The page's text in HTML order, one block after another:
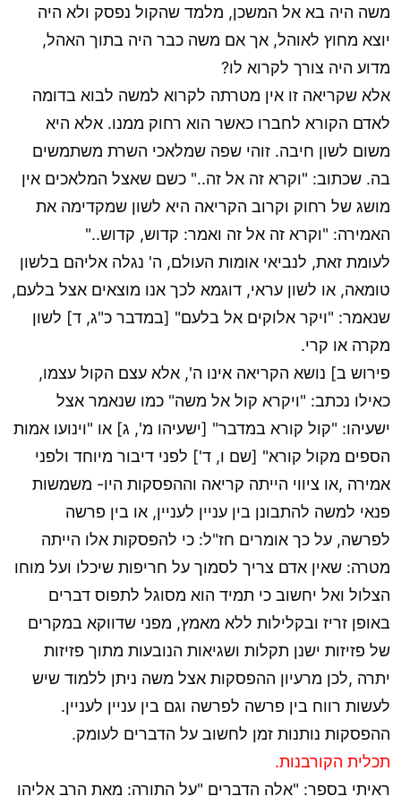
משה היה בא אל המשכן, מלמד שהקול נפסק ולא היה
יוצא מחוץ לאוהל, אך אם משה כבר היה בתוך האהל,
מדוע היה צורך לקרוא לו?
אלא שקריאה זו אין מטרתה לקרוא למשה לבוא בדומה
לאדם הקורא לחברו כאשר הוא רחוק ממנו. אלא היא
משום לשון חיבה. זוהי שפה שמלאכי השרת משתמשים
בה. שכתוב: "וקרא זה אל זה.." כשם שאצל המלאכים אין
מושג של רחוק וקרוב הקריאה היא לשון שמקדימה את
האמירה: "וקרא זה אל זה ואמר: קדוש, קדוש.."
לעומת זאת, לנביאי אומות העולם, ה' נגלה אליהם בלשון
טומאה, או לשון עראי, דוגמא לכך אנו מוצאים אצל בלעם,
שנאמר: "ויקר אלוקים אל בלעם" [במדבר כ"ג, ד] לשון
מקרה או קרי.
פירוש ב] נושא הקריאה אינו ה', אלא עצם הקול עצמו,
כאילו נכתב: "ויקרא קול אל משה" כמו שנאמר אצל
ישעיהו: "קול קורא במדבר" [ישעיהו מ', ג] או "וינועו אמות
הספים מקול קורא" [שם ו, ד'] לפני דיבור מיוחד ולפני
אמירה ,או ציווי הייתה קריאה וההפסקות היו- משמשות
פנאי למשה להתבונן בין עניין לעניין, או בין פרשה
לפרשה, על כך אומרים חז"ל: כי להפסקות אלו הייתה
מטרה: שאין אדם צריך לסמוך על חריפות שיכלו ועל מוחו
הצלול ואל יחשוב כי תמיד הוא מסוגל לתפוס דברים
באופן זריז ובקלילות ללא מאמץ, מפני שדווקא במקרים
של פזיזות ישנן תקלות ושגיאות הנובעות מתוך פזיזות
יתרה ,לכן מרעיון ההפסקות אצל משה ניתן ללמוד שיש
לעשות רווח בין פרשה לפרשה וגם בין עניין לעניין.
ההפסקות נותנות זמן לחשוב על הדברים לעומק.
תכלית הקורבנות.
ראיתי בספר: "אלה הדברים "על התורה: מאת הרב אליהו